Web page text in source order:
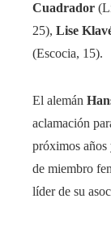
Cuadrador
25), Lise
(Escocia, 15).
El alemán
aclamación
próximos años
de miembro
líder de su